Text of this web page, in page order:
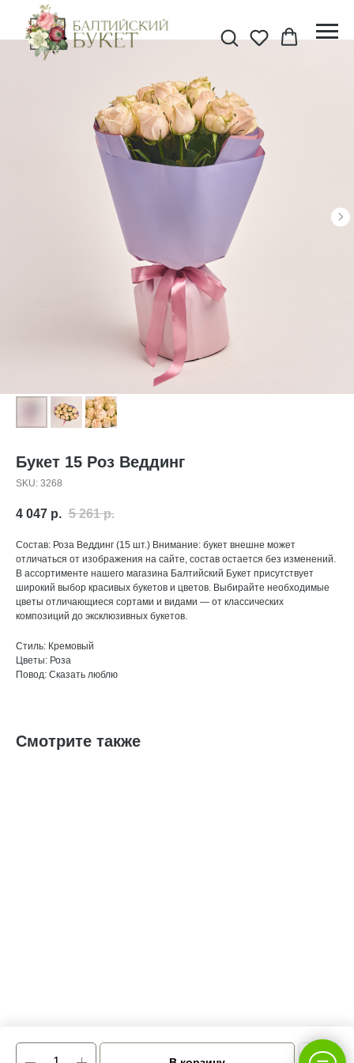
Букет 15 Роз Веддинг
SKU: 3268
4 047 р. 5 261 р.
Состав: Роза Веддинг (15 шт.) Внимание: букет внешне может
отличаться от изображения на сайте, состав остается без изменений.
В ассортименте нашего магазина Балтийский Букет присутствует
широкий выбор красивых букетов и цветов. Выбирайте необходимые
цветы отличающиеся сортами и видами — от классических
композиций до эксклюзивных букетов.
Стиль: Кремовый
Цветы: Роза
Повод: Сказать люблю
Смотрите также